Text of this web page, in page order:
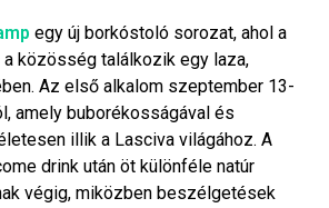
egy új borkóstoló sorozat, ahol a
a közösség találkozik egy laza,
Az első alkalom szeptember 13-
amely buborékosságával és
illik a Lasciva világához. A
drink után öt különféle natúr
végig, miközben beszélgetések